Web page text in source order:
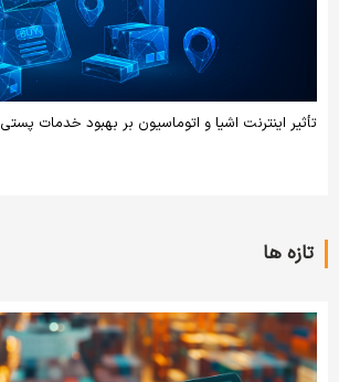
تأثیر اینترنت اشیا و اتوماسیون بر بهبود خدمات پستی
تازه ها